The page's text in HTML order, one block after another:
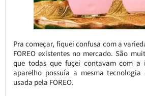
Pra começar, fiquei confusa com a
FOREO existentes no mercado. São
que todas que fuçei contavam com a
aparelho possuía a mesma tecnologia
usada pela FOREO.